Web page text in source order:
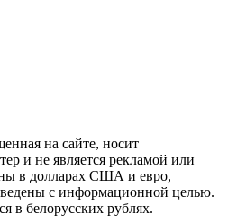
на сайте, носит
и не является рекламой или
в долларах США и евро,
с информационной целью.
в белорусских рублях.